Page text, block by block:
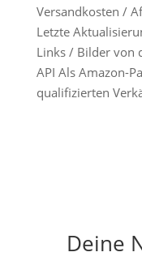
Versandkosten /
Letzte
Links / Bilder von
API Als Amazon-
qualifizierten
Deine